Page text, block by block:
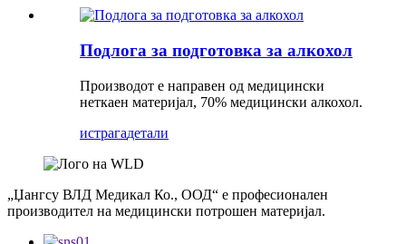
Подлога за подготовка за алкохол
Производот е направен од медицински
неткаен материјал, 70% медицински алкохол.
истрагадетали
„Џангсу ВЛД Медикал Ко., ООД“ е професионален
производител на медицински потрошен материјал.